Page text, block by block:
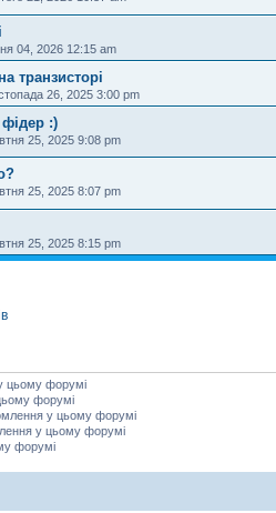
04, 2026 12:15 am
транзисторі
26, 2025 3:00 pm
:)
25, 2025 9:08 pm
25, 2025 8:07 pm
25, 2025 8:15 pm
цьому форумі
форумі
у цьому форумі
у цьому форумі
форумі